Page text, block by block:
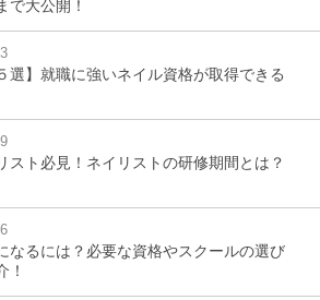
で大公開！
選】就職に強いネイル資格が取得できる
スト必見！ネイリストの研修期間とは？
なるには？必要な資格やスクールの選び
！